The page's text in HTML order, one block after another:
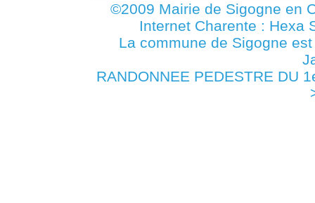
©2009 Mairie de Sigogne en
Internet Charente : Hexa
La commune de Sigogne
RANDONNEE PEDESTRE DU